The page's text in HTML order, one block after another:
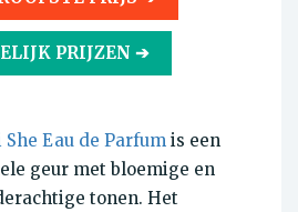
PRIJZEN ➔
Eau de Parfum is een
geur met bloemige en
tonen. Het